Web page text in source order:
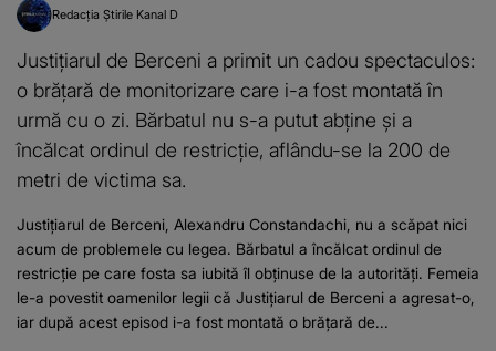
Redacția Știrile Kanal D
Justițiarul de Berceni a primit un cadou spectaculos:
o brățară de monitorizare care i-a fost montată în
urmă cu o zi. Bărbatul nu s-a putut abține și a
încălcat ordinul de restricție, aflându-se la 200 de
metri de victima sa.
Justițiarul de Berceni, Alexandru Constandachi, nu a scăpat nici
acum de problemele cu legea. Bărbatul a încălcat ordinul de
restricție pe care fosta sa iubită îl obținuse de la autorități. Femeia
le-a povestit oamenilor legii că Justițiarul de Berceni a agresat-o,
iar după acest episod i-a fost montată o brățară de...